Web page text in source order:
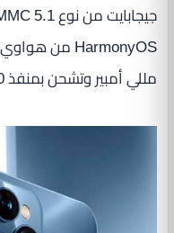
مللي أمبير وتشحن بمنفذ USB Type-C 2.0.